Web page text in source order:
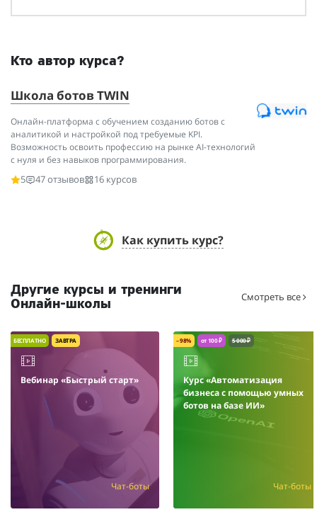
Кто автор курса?
Школа ботов TWIN
Онлайн-платформа с обучением созданию ботов с
аналитикой и настройкой под требуемые KPI.
Возможность освоить профессию на рынке AI-технологий
с нуля и без навыков программирования.
5
47 отзывов 16 курсов
Как купить курс?
Другие курсы и тренинги
Онлайн-школы
Смотреть все
БЕСПЛАТНО ЗАВТРА
Вебинар «Быстрый старт»
Чат-боты
– 98% от 100 ₽ 5 000 ₽
Курс «Автоматизация
бизнеса с помощью умных
ботов на базе ИИ»
Чат-боты